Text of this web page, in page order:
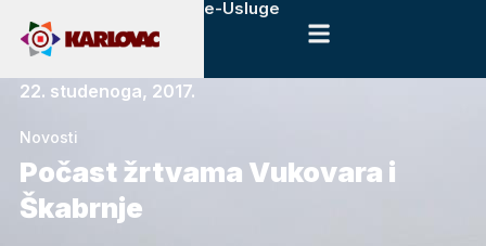
e-Usluge
22. studenoga, 2017.
Novosti
Počast žrtvama Vukovara i
Škabrnje